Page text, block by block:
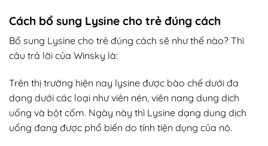
Cách bổ sung Lysine cho trẻ đúng cách
Bổ sung Lysine cho trẻ đúng cách sẽ như thế nào? Thì
câu trả lời của Winsky là:
Trên thị trường hiện nay lysine được bào chế dưới đa
dạng dưới các loại như viên nén, viên nang dung dịch
uống và bột cốm. Ngày này thì Lysine dạng dung dịch
uống đang được phổ biến do tính tiện dụng của nó.